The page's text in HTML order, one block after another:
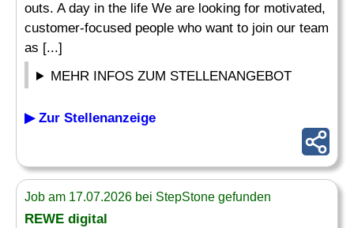
outs. A day in the life We are looking for motivated,
customer-focused people who want to join our team
as [...]
MEHR INFOS ZUM STELLENANGEBOT
▶ Zur Stellenanzeige
Job am 17.07.2026 bei StepStone gefunden
REWE digital